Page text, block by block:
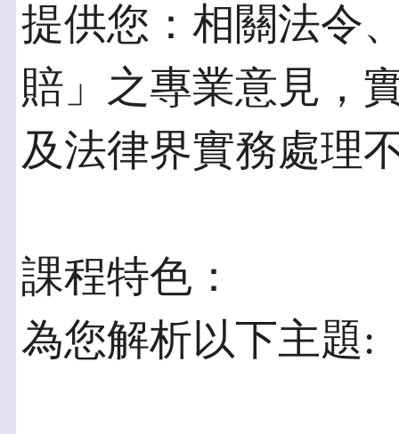
提供您：相關法令
賠」之專業意見，
及法律界實務處理
課程特色：
為您解析以下主題: